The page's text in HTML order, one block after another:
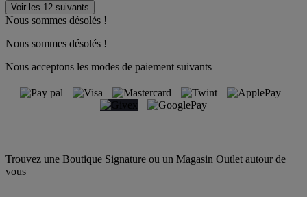
Voir les 12 suivants
Nous sommes désolés !
Nous sommes désolés !
Nous acceptons les modes de paiement suivants
Trouvez une Boutique Signature ou un Magasin Outlet autour de
vous